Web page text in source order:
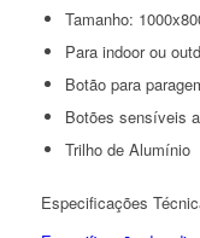
Tamanho:
Para indoor ou
Botão para
Botões sensíveis
Trilho de Alumínio
Especificações